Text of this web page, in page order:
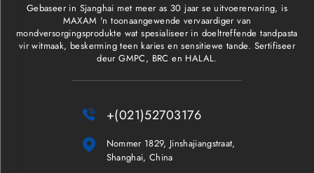
Gebaseer in Sjanghai met meer as 30 jaar se uitvoerervaring, is
MAXAM 'n toonaangewende vervaardiger van
mondversorgingsprodukte wat spesialiseer in doeltreffende tandpasta
vir witmaak, beskerming teen karies en sensitiewe tande. Sertifiseer
deur GMPC, BRC en HALAL.
 +(021)52703176

Nommer 1829, Jinshajiangstraat,
Shanghai, China